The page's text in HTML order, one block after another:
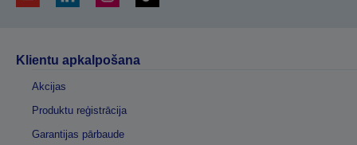
Klientu apkalpošana
Akcijas
Produktu reģistrācija
Garantijas pārbaude